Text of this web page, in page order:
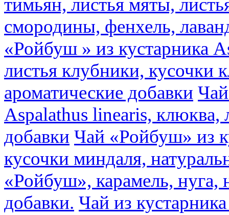
тимьян, листья мяты,
смородины, фенхель,
«Ройбуш » из кустарника
листья клубники, кусочки
ароматические добавки
Aspalathus linearis, клюква,
добавки Чай «Ройбуш» из
кусочки миндаля,
«Ройбуш», карамель, нуга,
добавки. Чай из